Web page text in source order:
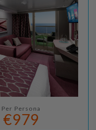
Per Persona
€979